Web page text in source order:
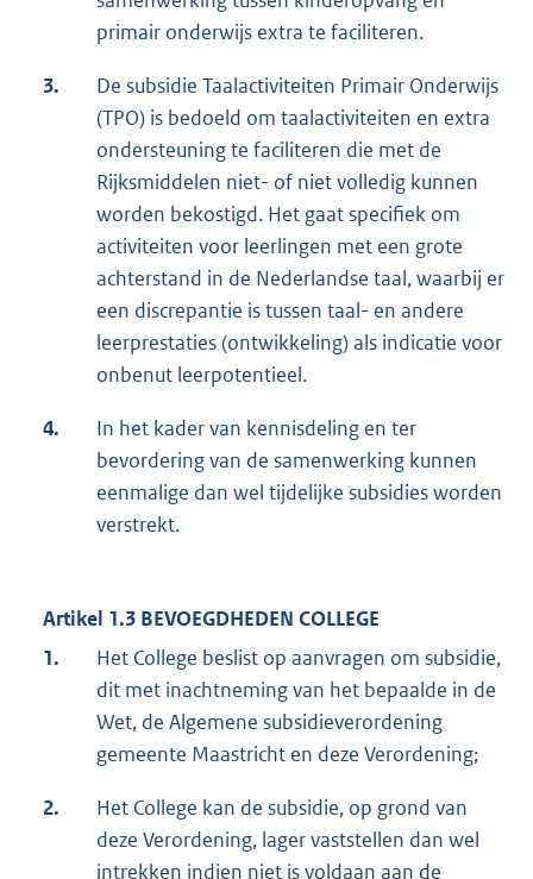
primair onderwijs extra te faciliteren.
3.
De subsidie Taalactiviteiten Primair Onderwijs
(TPO) is bedoeld om taalactiviteiten en extra
ondersteuning te faciliteren die met de
Rijksmiddelen niet- of niet volledig kunnen
worden bekostigd. Het gaat specifiek om
activiteiten voor leerlingen met een grote
achterstand in de Nederlandse taal, waarbij er
een discrepantie is tussen taal- en andere
leerprestaties (ontwikkeling) als indicatie voor
onbenut leerpotentieel.
4.
In het kader van kennisdeling en ter
bevordering van de samenwerking kunnen
eenmalige dan wel tijdelijke subsidies worden
verstrekt.
Artikel 1.3 BEVOEGDHEDEN COLLEGE
1.
Het College beslist op aanvragen om subsidie,
dit met inachtneming van het bepaalde in de
Wet, de Algemene subsidieverordening
gemeente Maastricht en deze Verordening;
2.
Het College kan de subsidie, op grond van
deze Verordening, lager vaststellen dan wel
intrekken indien niet is voldaan aan de